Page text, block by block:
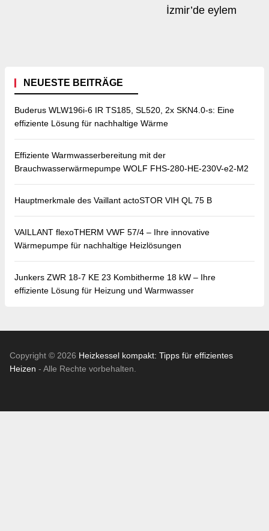
İzmir’de eylem
NEUESTE BEITRÄGE
Buderus WLW196i-6 IR TS185, SL520, 2x SKN4.0-s: Eine
effiziente Lösung für nachhaltige Wärme
Effiziente Warmwasserbereitung mit der
Brauchwasserwärmepumpe WOLF FHS-280-HE-230V-e2-M2
Hauptmerkmale des Vaillant actoSTOR VIH QL 75 B
VAILLANT flexoTHERM VWF 57/4 – Ihre innovative
Wärmepumpe für nachhaltige Heizlösungen
Junkers ZWR 18-7 KE 23 Kombitherme 18 kW – Ihre
effiziente Lösung für Heizung und Warmwasser
Copyright © 2026 Heizkessel kompakt: Tipps für effizientes
Heizen - Alle Rechte vorbehalten.